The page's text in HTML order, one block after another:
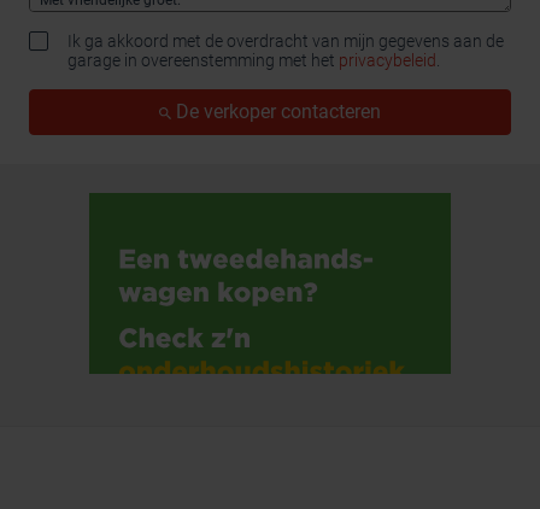
Ik ga akkoord met de overdracht van mijn gegevens aan de
garage in overeenstemming met het privacybeleid.
De verkoper contacteren